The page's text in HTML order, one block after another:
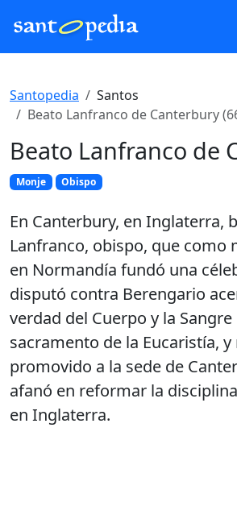
Santopedia
Santos
Beato Lanfranco de Canterbury
Beato Lanfranco de
Monje Obispo
En Canterbury, en Inglaterra,
Lanfranco, obispo, que como
en Normandía fundó una
disputó contra Berengario
verdad del Cuerpo y la
sacramento de la Eucaristía,
promovido a la sede de
afanó en reformar la
en Inglaterra.